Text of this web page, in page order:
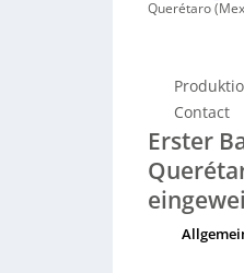
Querétaro
Contact
Erster